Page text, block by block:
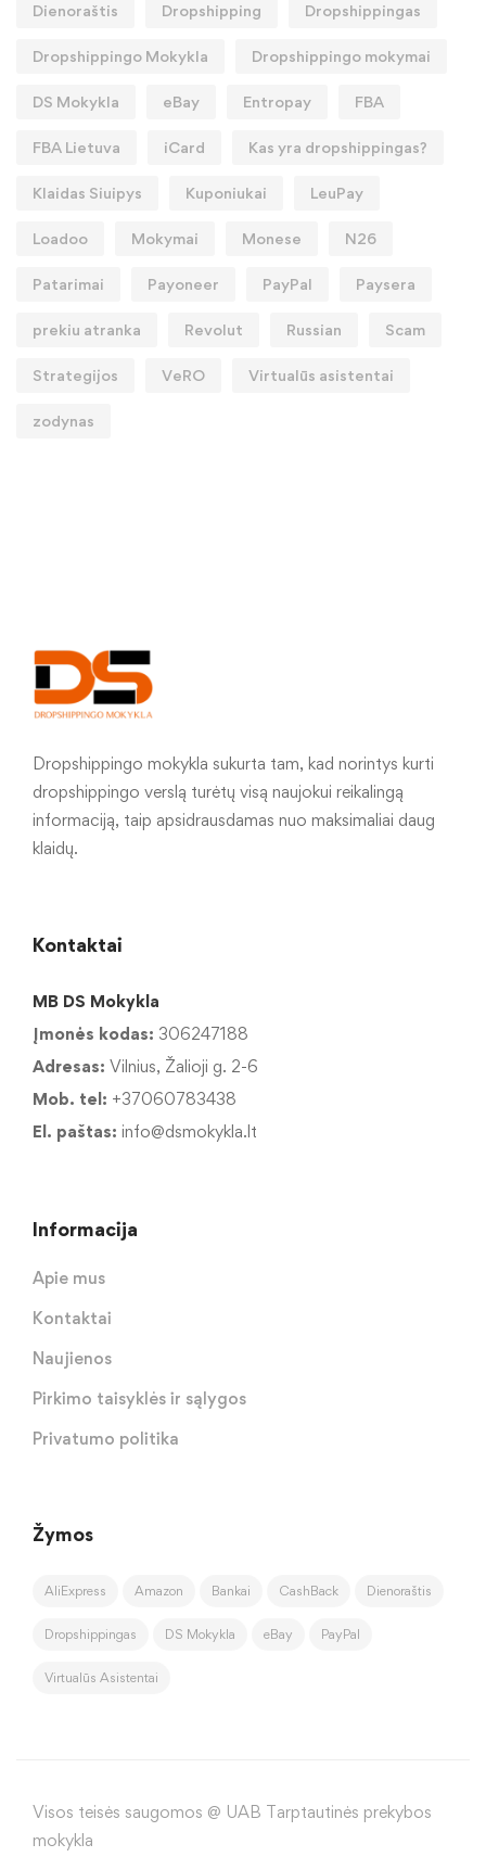
Dienoraštis Dropshipping Dropshippingas
Dropshippingo Mokykla Dropshippingo mokymai
DS Mokykla eBay Entropay FBA
FBA Lietuva iCard Kas yra dropshippingas?
Klaidas Siuipys Kuponiukai LeuPay
Loadoo Mokymai Monese N26
Patarimai Payoneer PayPal Paysera
prekiu atranka Revolut Russian Scam
Strategijos VeRO Virtualūs asistentai
zodynas
Dropshippingo mokykla sukurta tam, kad norintys kurti
dropshippingo verslą turėtų visą naujokui reikalingą
informaciją, taip apsidrausdamas nuo maksimaliai daug
klaidų.
Kontaktai
MB DS Mokykla
Įmonės kodas: 306247188
Adresas: Vilnius, Žalioji g. 2-6
Mob. tel: +37060783438
El. paštas: info@dsmokykla.lt
Informacija
Apie mus
Kontaktai
Naujienos
Pirkimo taisyklės ir sąlygos
Privatumo politika
Žymos
AliExpress Amazon Bankai CashBack Dienoraštis
Dropshippingas DS Mokykla eBay PayPal
Virtualūs Asistentai
Visos teisės saugomos @ UAB Tarptautinės prekybos
mokykla